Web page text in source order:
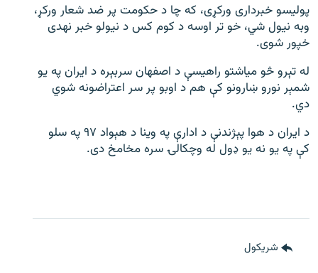
پولیسو خبرداری ورکړی، که چا د حکومت پر ضد شعار ورکړ،
وبه نیول شي، خو تر اوسه د کوم کس د نیولو خبر نه‎دی
خپور شوی.
له تېرو څو میاشتو راهیسې د اصفهان سربېره د ایران په یو
شمېر نورو ښارونو کې هم د اوبو پر سر اعتراضونه شوي
دي.
د ایران د هوا پېژندنې د ادارې په وینا د هېواد ۹۷ په سلو
کې په یو نه یو ډول له وچکالۍ سره مخامخ دی.
شريکول